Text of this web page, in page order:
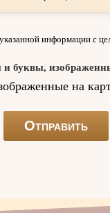
информации с
буквы,